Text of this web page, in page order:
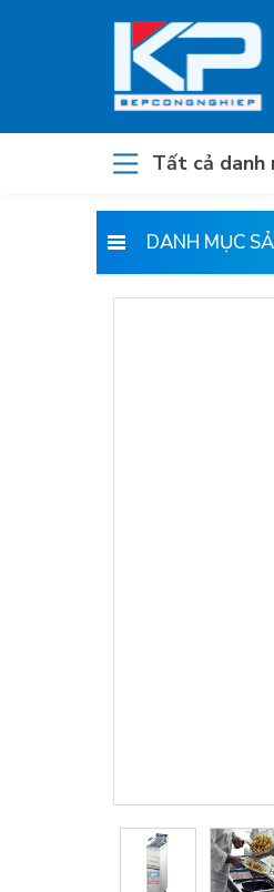
Bếp công nghiệp,
nhà hàng, Bếp inox,
Bếp từ
Tất cả danh
DANH MỤC